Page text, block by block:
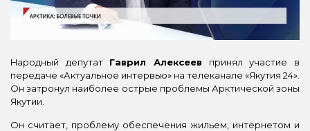
Народный депутат Гаврил Алексеев принял участие в
передаче «Актуальное интервью» на телеканале «Якутия 24».
Он затронул наиболее острые проблемы Арктической зоны
Якутии.
Он считает, проблему обеспечения жильем, интернетом и